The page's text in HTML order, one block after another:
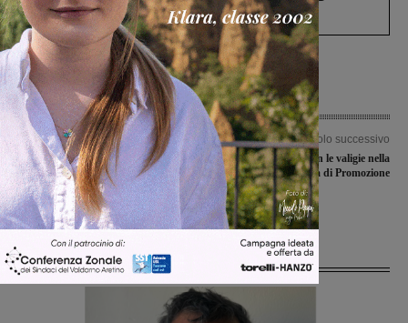
Levane nel 2020
Articolo precedente
Bekaert, lavoratori ancora senza il
pagamento della cassa integrazione.
Calosi (Fiom Cgil): “Arroganza senza
fine”
Articolo successivo
Valdarnesi con le valigie nella
terzultima di Promozione
Ultime Notizie